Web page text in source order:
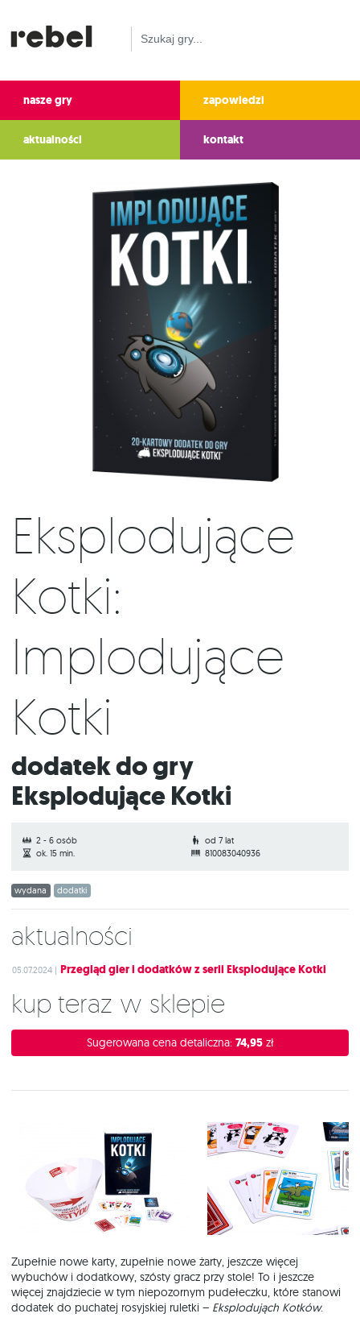
nasze gry zapowiedzi
aktualności kontakt
Eksplodujące
Kotki:
Implodujące
Kotki
Dodatek do gry
Eksplodujące Kotki
2 - 6 osób
od 7 lat
ok. 15 min.
810083040936
wydana dodatki
Aktualności
05.07.2024 | Przegląd gier i dodatków z serii Eksplodujące Kotki
Kup teraz w sklepie
Sugerowana cena detaliczna: 74,95 zł
Zupełnie nowe karty, zupełnie nowe żarty, jeszcze więcej
wybuchów i dodatkowy, szósty gracz przy stole! To i jeszcze
więcej znajdziecie w tym niepozornym pudełeczku, które stanowi
dodatek do puchatej rosyjskiej ruletki – Eksplodująch Kotków.